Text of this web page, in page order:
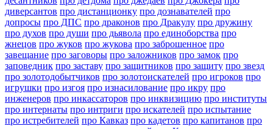
диверсантов про дистанционку про дознавателей про
допросы про ДПС про драконов про Дракулу про дружину
про духов про души про дьявола про единоборства про
жнецов про жуков про жукова про заброшенное про
завещание про заговоры про заложников про замок про
заповедник про заставу про защитников про защиту про звезд
про золотодобытчиков про золотоискателей про игроков про
игрушки про изгоя про изнасилование про икру про
инженеров про инкассаторов про инквизицию про институты
про интернаты про интриги про искателей про испытание
про истребителей про Кавказ про кадетов про капитанов про